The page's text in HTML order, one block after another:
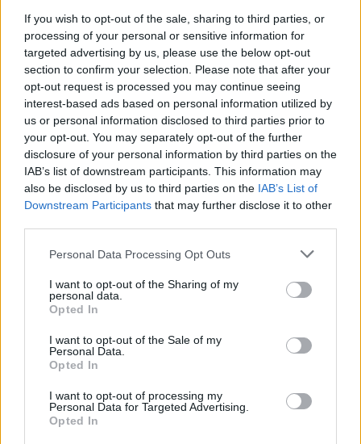
If you wish to opt-out of the sale, sharing to third parties, or
processing of your personal or sensitive information for
targeted advertising by us, please use the below opt-out
section to confirm your selection. Please note that after your
opt-out request is processed you may continue seeing
interest-based ads based on personal information utilized by
us or personal information disclosed to third parties prior to
your opt-out. You may separately opt-out of the further
disclosure of your personal information by third parties on the
IAB’s list of downstream participants. This information may
also be disclosed by us to third parties on the IAB’s List of
Downstream Participants that may further disclose it to other
Please note that this website/app uses one or more Google
not limited to your visit or usage behaviour. You may click to
grant or deny consent to Google and its third-party tags to
use your data for below specified purposes in below Google
consent section.
Personal Data Processing Opt Outs
I want to opt-out of the Sharing of my
personal data.
Opted In
I want to opt-out of the Sale of my
Personal Data.
Opted In
I want to opt-out of processing my
Personal Data for Targeted Advertising.
Opted In
España se prepara para una semana de calor…
MEDIO AMBIENTE
Preparación ante incendios forestales:
guía práctica para hogares rurales y
periurbanos
Protege tu hogar rural o periurbano con estrategias…